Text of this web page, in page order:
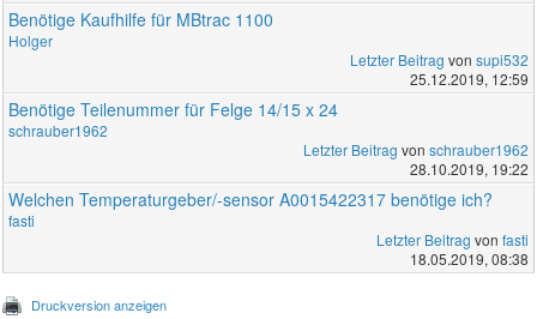
Benötige Kaufhilfe für MBtrac 1100
Holger
Letzter Beitrag von supi532
25.12.2019, 12:59
Benötige Teilenummer für Felge 14/15 x 24
schrauber1962
Letzter Beitrag von schrauber1962
28.10.2019, 19:22
Welchen Temperaturgeber/-sensor A0015422317 benötige ich?
fasti
Letzter Beitrag von fasti
18.05.2019, 08:38
Druckversion anzeigen